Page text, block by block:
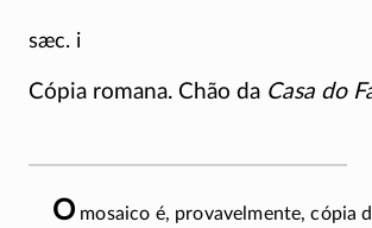
sæc. i
Cópia romana. Chão da Casa do
O mosaico é, provavelmente, cópia